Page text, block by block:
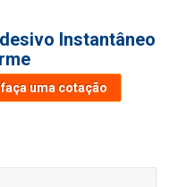
Instantâneo
faça uma cotação